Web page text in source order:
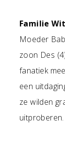
Familie
Moeder
zoon Des
fanatiek
een
ze wilden
uitproberen.